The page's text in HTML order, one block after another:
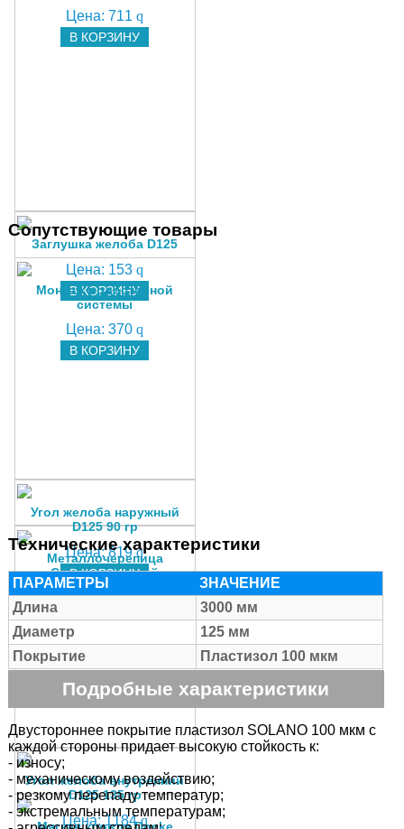
Цена:711 q
В КОРЗИНУ
Заглушка желоба D125
Цена: 153 q
В КОРЗИНУ
Угол желоба наружный
D125 90 гр
Цена:819 q
В КОРЗИНУ
Угол желоба внутренний
D125 135 гр
Цена:1184 q
Сопутствующие товары
Монтаж водосточной
системы
Цена:370 q
В КОРЗИНУ
Металлочерепица
Супермонтеррей
полиэстер 25 мкм 0,4 мм
В КОРЗИНУ
Мягкая кровля Docke
Технические характеристики
ПАРАМЕТРЫ
ЗНАЧЕНИЕ
Длина
3000 мм
Диаметр
125 мм
Покрытие
Пластизол 100 мкм
Подробные характеристики
Двустороннее покрытие пластизол SOLANO 100 мкм с
каждой стороны придает высокую стойкость к:
- износу;
- механическому воздействию;
- резкому перепаду температур;
- экстремальным температурам;